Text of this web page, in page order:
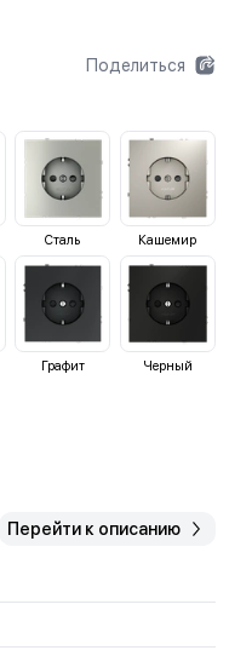
Поделиться
Сталь Кашемир
Графит Черный
Перейти к описанию